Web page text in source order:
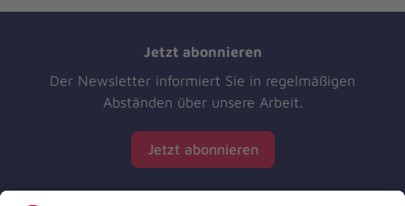
Jetzt abonnieren
Der Newsletter informiert Sie in regelmäßigen
Abständen über unsere Arbeit.
Jetzt abonnieren